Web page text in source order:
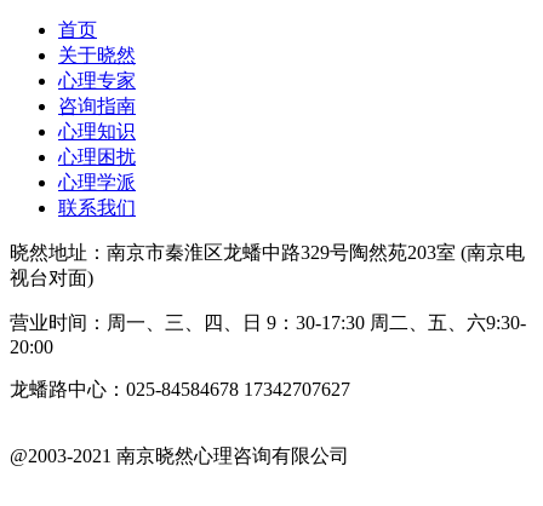
首页
关于晓然
心理专家
咨询指南
心理知识
心理困扰
心理学派
联系我们
晓然地址：南京市秦淮区龙蟠中路329号陶然苑203室 (南京电
视台对面)
营业时间：周一、三、四、日 9：30-17:30 周二、五、六9:30-
20:00
龙蟠路中心：025-84584678 17342707627
@2003-2021 南京晓然心理咨询有限公司